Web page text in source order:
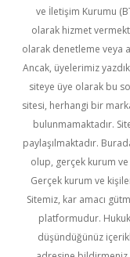
ve İletişim Kurumu
olarak hizmet
olarak denetleme veya
Ancak, üyelerimiz
siteye üye olarak bu
sitesi, herhangi bir
bulunmamaktadır.
paylaşılmaktadır.
olup, gerçek kurum ve
Gerçek kurum ve
Sitemiz, kar amacı
platformudur.
düşündüğünüz